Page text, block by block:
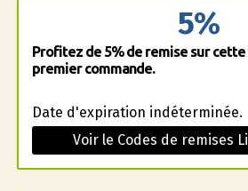
5%
Profitez de 5% de remise sur
premier commande.
Date d'expiration indéterminée.
Voir le Codes de remises